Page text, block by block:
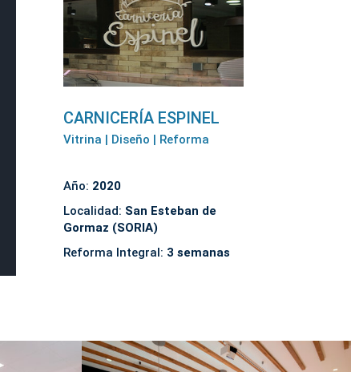
CARNICERÍA ESPINEL
Vitrina | Diseño | Reforma
Año: 2020
Localidad: San Esteban de
Gormaz (SORIA)
Reforma Integral: 3 semanas